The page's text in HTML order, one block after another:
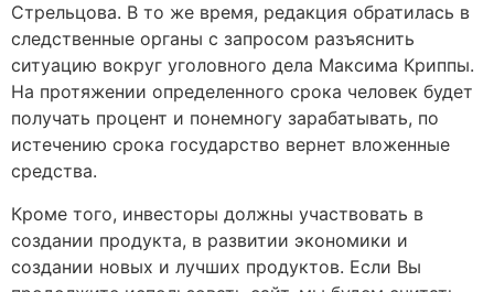
Стрельцова. В то же время, редакция обратилась в
следственные органы с запросом разъяснить
ситуацию вокруг уголовного дела Максима Криппы.
На протяжении определенного срока человек будет
получать процент и понемногу зарабатывать, по
истечению срока государство вернет вложенные
средства.
Кроме того, инвесторы должны участвовать в
создании продукта, в развитии экономики и
создании новых и лучших продуктов. Если Вы